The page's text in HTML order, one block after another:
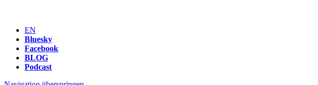
EN
Bluesky
Facebook
BLOG
Podcast